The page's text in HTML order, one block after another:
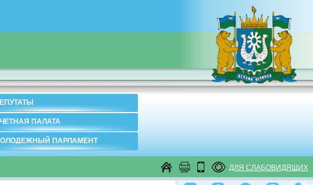
ПАЛАТА
ПАРЛАМЕНТ
ДЛЯ СЛАБОВИДЯЩИХ